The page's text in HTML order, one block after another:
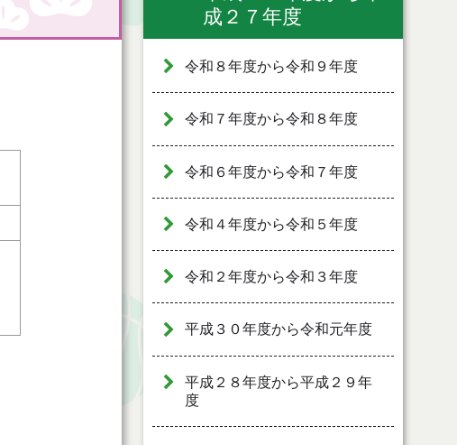
成２７年度
令和８年度から令和９年度
令和７年度から令和８年度
令和６年度から令和７年度
令和４年度から令和５年度
令和２年度から令和３年度
平成３０年度から令和元年度
平成２８年度から平成２９年
度